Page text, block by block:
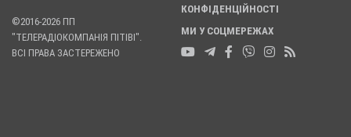
©2016-2026 ПП
"ТЕЛЕРАДІОКОМПАНІЯ ПІТІВІ".
ВСІ ПРАВА ЗАСТЕРЕЖЕНО
КОНФІДЕНЦІЙНОСТІ
МИ У СОЦМЕРЕЖАХ